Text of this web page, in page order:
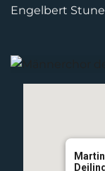
Engelbert